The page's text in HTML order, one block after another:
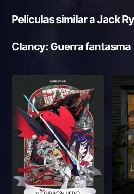
Películas similar aJack
Clancy: Guerra fantasma